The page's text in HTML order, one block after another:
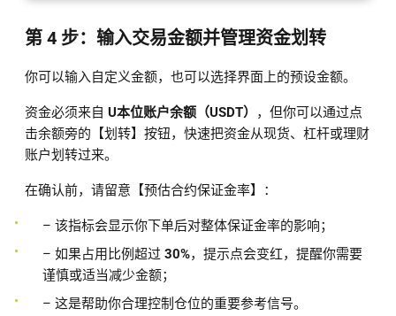
第 4 步：输入交易金额并管理资金划转
你可以输入自定义金额，也可以选择界面上的预设金额。
资金必须来自 U本位账户余额（USDT）
，但你可以通过点
击余额旁的【划转】按钮，快速把资金从现货、杠杆或理财
账户划转过来。
在确认前，请留意【预估合约保证金率】：
– 该指标会显示你下单后对整体保证金率的影响；
– 如果占用比例超过 30%，提示点会变红，提醒你需要
谨慎或适当减少金额；
– 这是帮助你合理控制仓位的重要参考信号。